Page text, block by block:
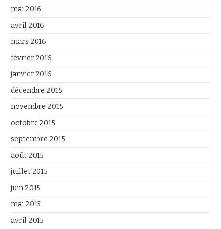
mai 2016
avril 2016
mars 2016
février 2016
janvier 2016
décembre 2015
novembre 2015
octobre 2015
septembre 2015
août 2015
juillet 2015
juin 2015
mai 2015
avril 2015